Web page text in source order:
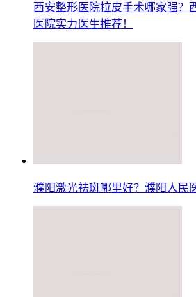
西安整形医院拉皮手术哪家强？
医院实力医生推荐！
濮阳激光祛斑哪里好？濮阳人民